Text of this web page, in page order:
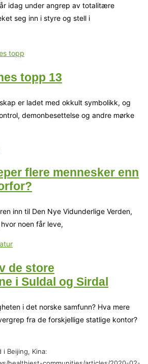
idag under angrep av totalitære
seg inn i styre og stell i
topp 13
er ladet med okkult symbolikk, og
demonbesettelse og andre mørke
flere mennesker enn
inn til Den Nye Vidunderlige Verden,
noen får leve,
de store
i Suldal og Sirdal
i det norske samfunn? Hva mere
fra de forskjellige statlige kontor?
Beijing, Kina: